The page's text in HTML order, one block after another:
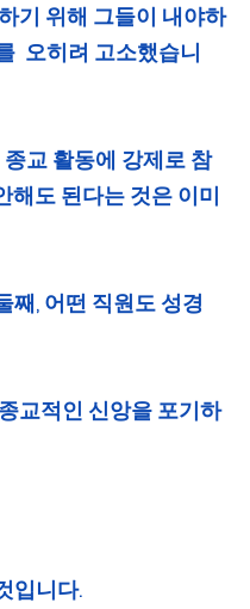
기 위해 그들이 내야하
오히려 고소했습니
교 활동에 강제로 참
해도 된다는 것은 이미
째, 어떤 직원도 성경
교적인 신앙을 포기하
입니다.